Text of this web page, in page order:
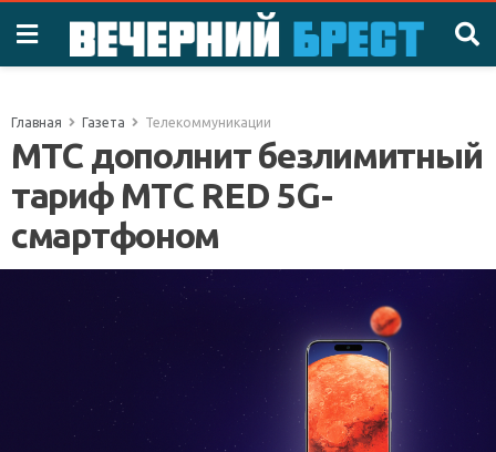
Главная Газета Телекоммуникации
МТС дополнит безлимитный
тариф МТС RED 5G-
смартфоном